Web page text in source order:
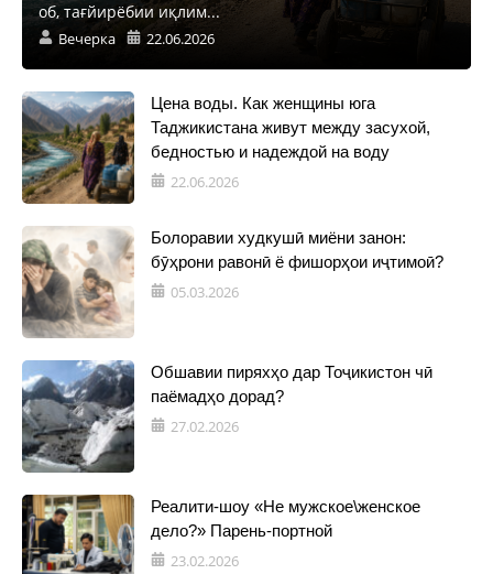
об, тағйирёбии иқлим...
Вечерка 22.06.2026
Цена воды. Как женщины юга
Таджикистана живут между засухой,
бедностью и надеждой на воду
22.06.2026
Болоравии худкушӣ миёни занон:
бӯҳрони равонӣ ё фишорҳои иҷтимоӣ?
05.03.2026
Обшавии пиряхҳо дар Тоҷикистон чӣ
паёмадҳо дорад?
27.02.2026
Реалити-шоу «Не мужское\женское
дело?» Парень-портной
23.02.2026